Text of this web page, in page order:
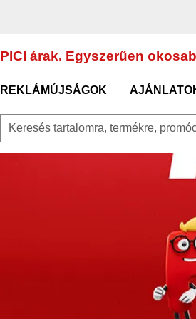
PICI árak. Egyszerűen
REKLÁMÚJSÁGOK
Keresés tartalomra, termékre,